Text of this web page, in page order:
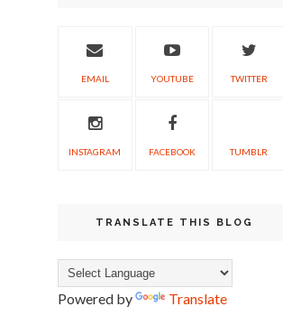
EMAIL YOUTUBE TWITTER
INSTAGRAM FACEBOOK TUMBLR
TRANSLATE THIS BLOG
Powered by Translate